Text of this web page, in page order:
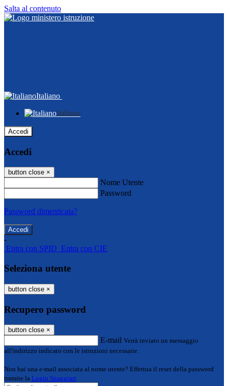
Salta al contenuto
Italiano
Italiano
Accedi
Accedi
button close ×
Nome Utente
Password
Password dimenticata?
-
Entra con SPID Entra con CIE
Seleziona utente
button close ×
Recupero password
button close ×
E-mail Verrà inviato un messaggio
all'indirizzo indicato con le istruzioni necessarie.
Non hai una e-mail associata al nome utente? Effettua il reset della password
tramite la Login Spaggiari